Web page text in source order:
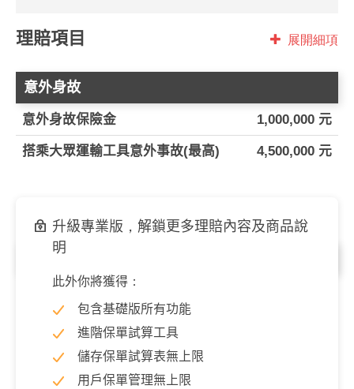
理賠項目 展開細項
意外身故
意外身故保險金 1,000,000 元
搭乘大眾運輸工具意外事故(最高) 4,500,000 元
意外殘廢
意外事故導致完全殘廢
因意外導致殘廢時，依殘廢等級表理賠一次性保險金，展開
細項可以查看各等級理賠金。
升級專業版，解鎖更多理賠內容及商品說
明
此外你將獲得：
包含基礎版所有功能
進階保單試算工具
儲存保單試算表無上限
用戶保單管理無上限